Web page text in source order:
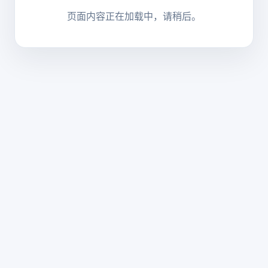
页面内容正在加载中，请稍后。